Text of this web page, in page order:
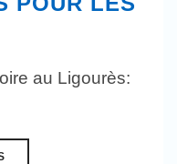
au Ligourès: